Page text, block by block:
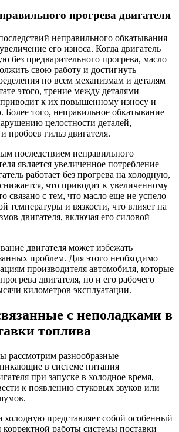
прогрева двигателя
неправильного обкатывания
его износа. Когда двигатель
без предварительного прогрева, масло
свою работу и достигнуть
по всем механизмам и деталям
этого, трение между деталями
приводит к их повышенному износу и
Более того, неправильное обкатывание
целостности деталей,
гильз двигателя.
последствием неправильного
является увеличенное потребление
работает без прогрева на холодную,
что приводит к увеличенному
связано с тем, что масло еще не успело
температуры и вязкости, что влияет на
двигателя, включая его силовой
двигателя может избежать
проблем. Для этого необходимо
производителя автомобиля, которые
двигателя, но и его рабочего
километров эксплуатации.
с неполадками в
топлива
рассмотрим разнообразные
в системе питания
при запуске в холодное время,
к появлению стуковых звуков или
холодную представляет собой особенный
работы системы поставки